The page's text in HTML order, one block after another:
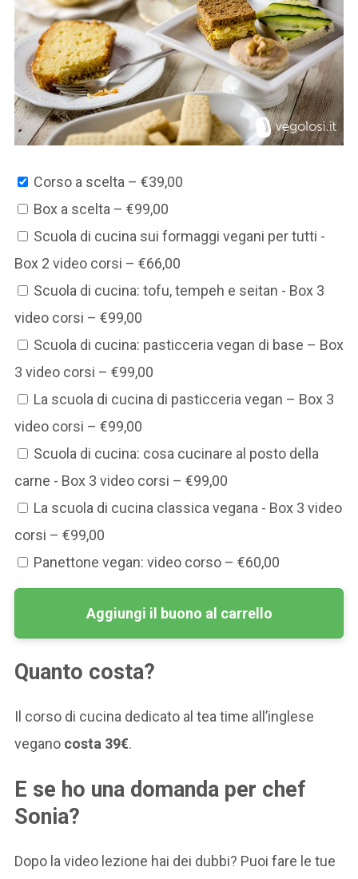
Corso a scelta – €39,00
Box a scelta – €99,00
Scuola di cucina sui formaggi vegani per tutti -
Box 2 video corsi – €66,00
Scuola di cucina: tofu, tempeh e seitan - Box 3
video corsi – €99,00
Scuola di cucina: pasticceria vegan di base – Box
3 video corsi – €99,00
La scuola di cucina di pasticceria vegan – Box 3
video corsi – €99,00
Scuola di cucina: cosa cucinare al posto della
carne - Box 3 video corsi – €99,00
La scuola di cucina classica vegana - Box 3 video
corsi – €99,00
Panettone vegan: video corso – €60,00
Aggiungi il buono al carrello
Quanto costa?
Il corso di cucina dedicato al tea time all’inglese
vegano costa 39€.
E se ho una domanda per chef
Sonia?
Dopo la video lezione hai dei dubbi? Puoi fare le tue